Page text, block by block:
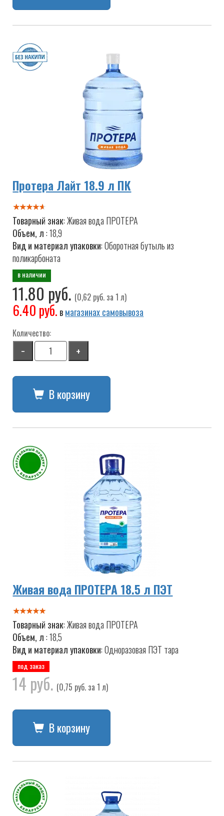
Протера Лайт 18.9 л ПК
Товарный знак: Живая вода ПРОТЕРА
Объем, л: 18,9
Вид и материал упаковки: Оборотная бутыль из
поликарбоната
в наличии
11.80 руб. (0,62 руб. за 1 л)
6.40 руб. вмагазинах самовывоза
Количество:
− +
В корзину
Живая вода ПРОТЕРА 18.5 л ПЭТ
Товарный знак: Живая вода ПРОТЕРА
Объем, л: 18,5
Вид и материал упаковки: Одноразовая ПЭТ тара
под заказ
14 руб. (0,75 руб. за 1 л)
В корзину